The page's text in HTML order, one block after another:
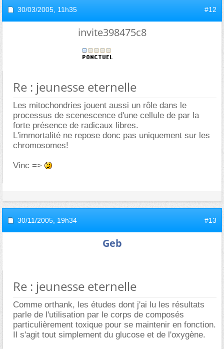
30/03/2005, 11h35 #12
invite398475c8
Re : jeunesse eternelle
Les mitochondries jouent aussi un rôle dans le
processus de scenescence d'une cellule de par la
forte présence de radicaux libres.
L'immortalité ne repose donc pas uniquement sur les
chromosomes!
Vinc =>
30/11/2005, 19h34 #13
Geb
Re : jeunesse eternelle
Comme orthank, les études dont j'ai lu les résultats
parle de l'utilisation par le corps de composés
particulièrement toxique pour se maintenir en fonction.
Il s'agit tout simplement du glucose et de l'oxygène.